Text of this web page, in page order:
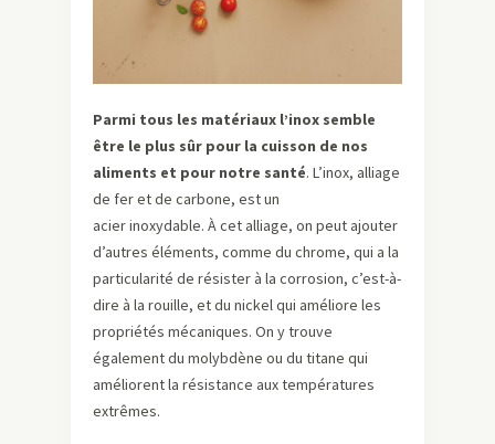
Parmi tous les matériaux l’inox semble
être le plus sûr pour la cuisson de nos
aliments et pour notre santé. L’inox, alliage
de fer et de carbone, est un
acier inoxydable. À cet alliage, on peut ajouter
d’autres éléments, comme du chrome, qui a la
particularité de résister à la corrosion, c’est-à-
dire à la rouille, et du nickel qui améliore les
propriétés mécaniques. On y trouve
également du molybdène ou du titane qui
améliorent la résistance aux températures
extrêmes.